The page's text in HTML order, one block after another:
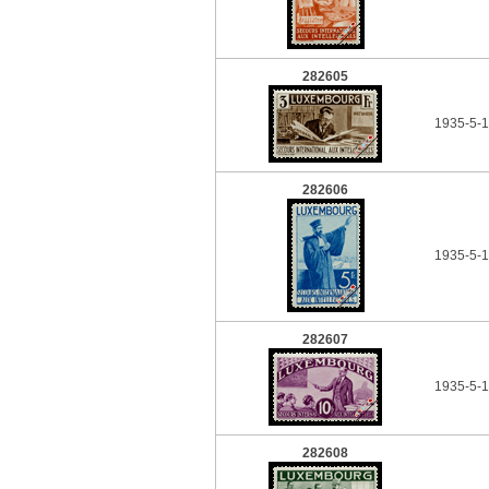
282605
1935-5-
282606
1935-5-
282607
1935-5-
282608